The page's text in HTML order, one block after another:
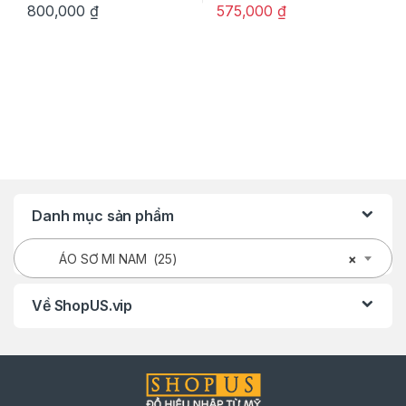
800,000 ₫ 575,000 ₫
Danh mục sản phẩm
×
ÁO SƠ MI NAM (25)
Về ShopUS.vip